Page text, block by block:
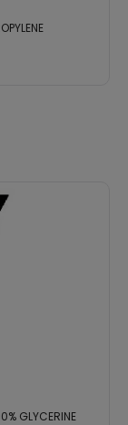
GLYCERINE